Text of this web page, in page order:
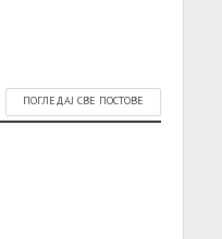
ПОГЛЕДАЈ СВЕ ПОСТОВЕ